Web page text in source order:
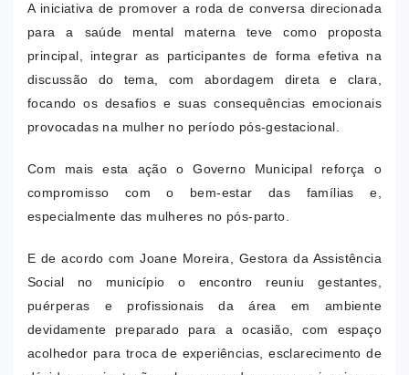
A iniciativa de promover a roda de conversa direcionada
para a saúde mental materna teve como proposta
principal, integrar as participantes de forma efetiva na
discussão do tema, com abordagem direta e clara,
focando os desafios e suas consequências emocionais
provocadas na mulher no período pós-gestacional.
Com mais esta ação o Governo Municipal reforça o
compromisso com o bem-estar das famílias e,
especialmente das mulheres no pós-parto.
E de acordo com Joane Moreira, Gestora da Assistência
Social no município o encontro reuniu gestantes,
puérperas e profissionais da área em ambiente
devidamente preparado para a ocasião, com espaço
acolhedor para troca de experiências, esclarecimento de